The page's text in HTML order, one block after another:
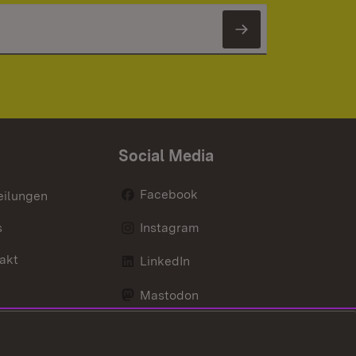
Newsletter
Social Media
Facebook
Instagram
LinkedIn
Mastodon